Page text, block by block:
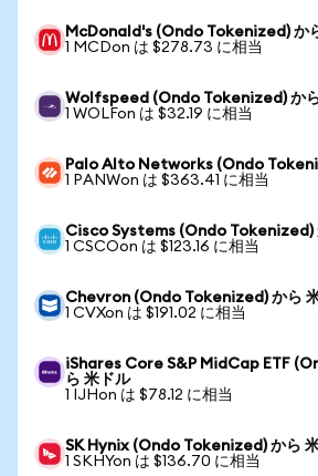
McDonald's (Ondo Tokenized) か
1 MCDon は $278.73 に相当
Wolfspeed (Ondo Tokenized) か
1 WOLFon は $32.19 に相当
Palo Alto Networks (Ondo
1 PANWon は $363.41 に相当
Cisco Systems (Ondo Tokenized)
1 CSCOon は $123.16 に相当
Chevron (Ondo Tokenized) から
1 CVXon は $191.02 に相当
iShares Core S&P MidCap ETF
ら 米ドル
1 IJHon は $78.12 に相当
SK Hynix (Ondo Tokenized) から
1 SKHYon は $136.70 に相当